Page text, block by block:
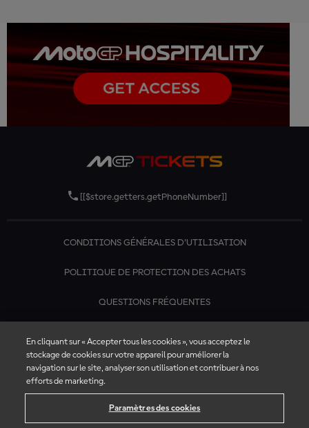
[[$store.getters.getPhoneNumber]]
CONDITIONS GÉNÉRALES D'UTILISATION
POLITIQUE DE PROTECTION DES ACHATS
QUESTIONS FRÉQUENTES
En cliquant sur « Accepter tous les cookies », vous acceptez le
stockage de cookies sur votre appareil pour améliorer la
navigation sur le site, analyser son utilisation et contribuer à nos
efforts de marketing.
Paramètres des cookies